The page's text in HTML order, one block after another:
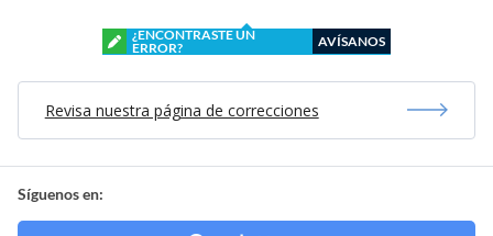
¿ENCONTRASTE UN
ERROR?
AVÍSANOS
Revisa nuestra página de correcciones
Síguenos en: